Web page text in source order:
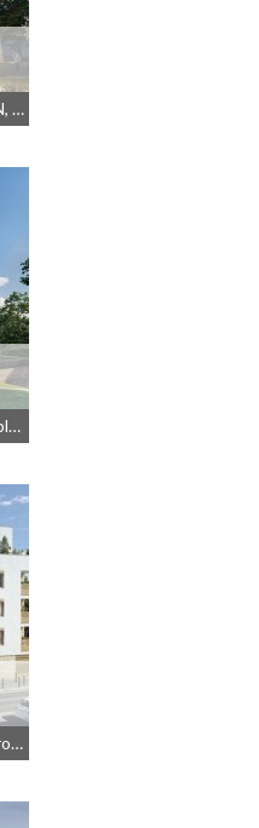
Résidence Principale, JEANBRUN, Meublé non géré, Droit commun
Droit commun, JEANBRUN, Meublé non géré
JEANBRUN, Meublé non géré, Droit commun